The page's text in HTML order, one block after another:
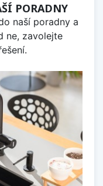
PORADNY
naší poradny a
ne, zavolejte